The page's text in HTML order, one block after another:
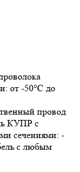
от -50°С до
провод
КУПР с
сечениями: -
с любым